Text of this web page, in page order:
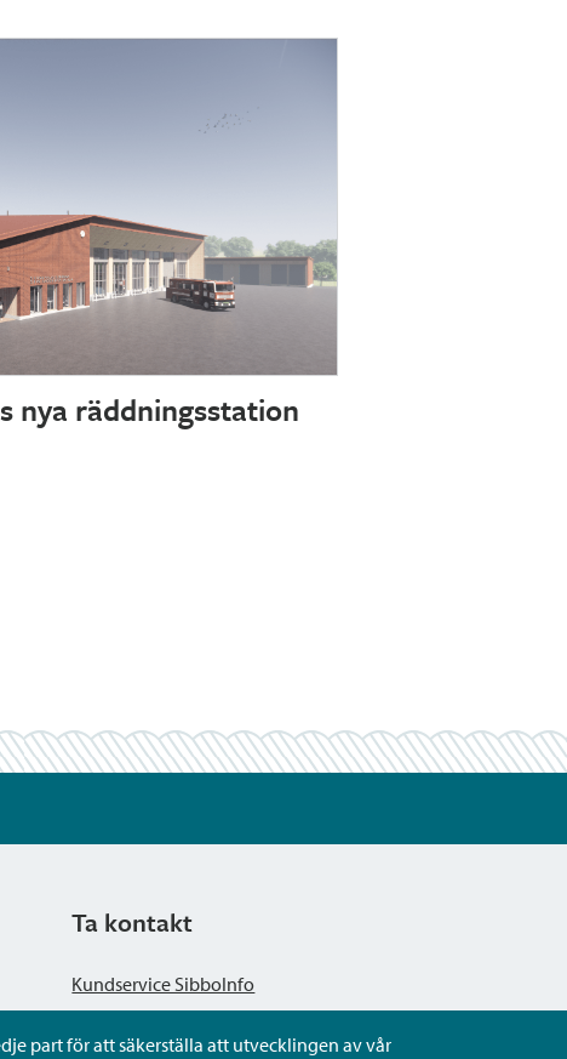
nya räddningsstation
part för att säkerställa att utvecklingen av vår
Ta kontakt
Kundservice SibboInfo
Ge anonym respons